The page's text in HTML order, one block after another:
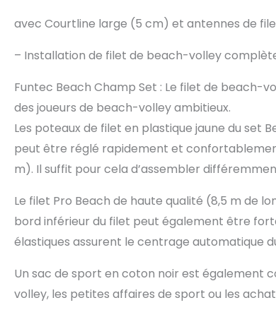
avec Courtline large (5 cm) et antennes de
– Installation de filet de beach-volley
Funtec Beach Champ Set : Le filet de
des joueurs de beach-volley ambitieux.
Les poteaux de filet en plastique jaune du set
peut être réglé rapidement et
m). Il suffit pour cela d’assembler
Le filet Pro Beach de haute qualité (8,5 m de
bord inférieur du filet peut également être
élastiques assurent le centrage automatique
Un sac de sport en coton noir est également
volley, les petites affaires de sport ou les